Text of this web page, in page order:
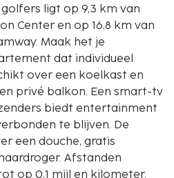
ligt op 9,3 km van
Center en op 16,8 km van
Maak het je
dat individueel
over een koelkast en
privé balkon. Een smart-tv
biedt entertainment
te blijven. De
een douche, gratis
Afstanden
op 0,1 mijl en kilometer.